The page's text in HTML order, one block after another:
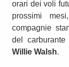
orari dei voli
prossimi
compagnie
del
Willie Walsh.